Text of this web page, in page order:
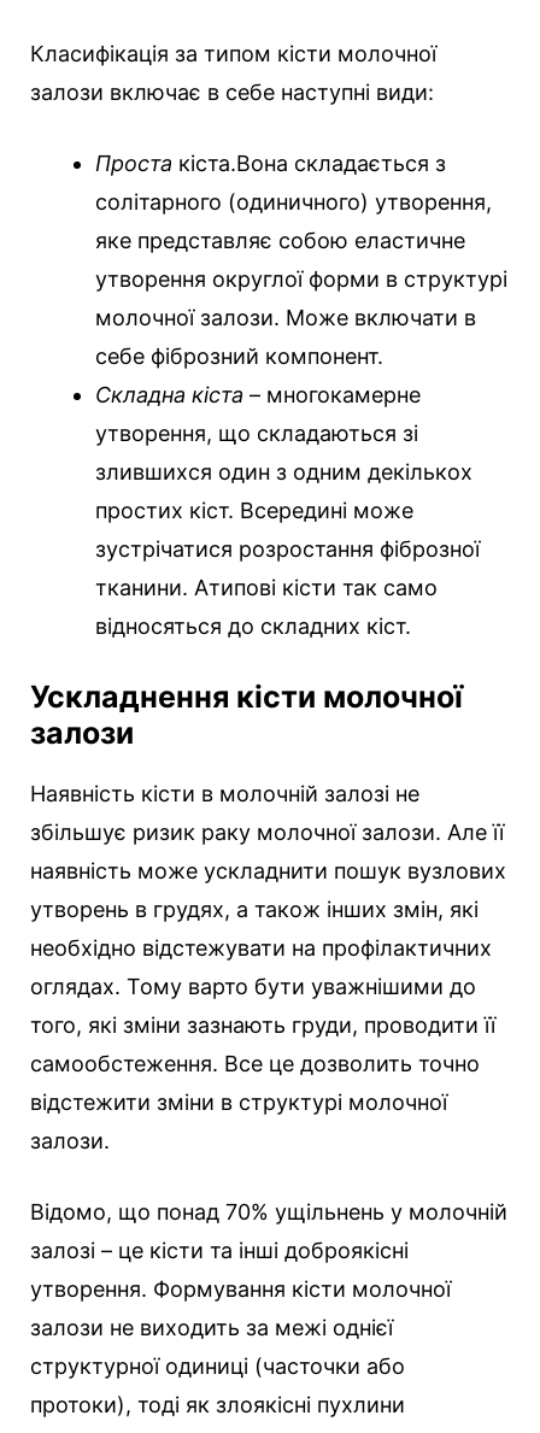
Класифікація за типом кісти молочної
залози включає в себе наступні види:
Проста кіста.Вона складається з
солітарного (одиничного) утворення,
яке представляє собою еластичне
утворення округлої форми в структурі
молочної залози. Може включати в
себе фіброзний компонент.
Складна кіста – многокамерне
утворення, що складаються зі
злившихся один з одним декількох
простих кіст. Всередині може
зустрічатися розростання фіброзної
тканини. Атипові кісти так само
відносяться до складних кіст.
Ускладнення кісти молочної
залози
Наявність кісти в молочній залозі не
збільшує ризик раку молочної залози. Але її
наявність може ускладнити пошук вузлових
утворень в грудях, а також інших змін, які
необхідно відстежувати на профілактичних
оглядах. Тому варто бути уважнішими до
того, які зміни зазнають груди, проводити її
самообстеження. Все це дозволить точно
відстежити зміни в структурі молочної
залози.
Відомо, що понад 70% ущільнень у молочній
залозі – це кісти та інші доброякісні
утворення. Формування кісти молочної
залози не виходить за межі однієї
структурної одиниці (часточки або
протоки), тоді як злоякісні пухлини